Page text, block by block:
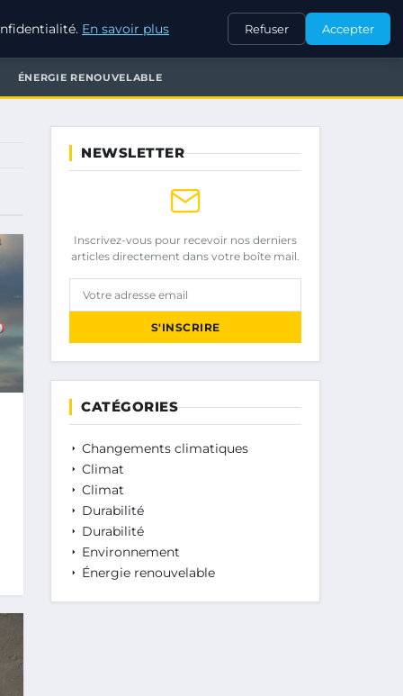
ÉNERGIE RENOUVELABLE
NEWSLETTER
Inscrivez-vous pour recevoir nos derniers
articles directement dans votre boîte mail.
Votre adresse email
S'INSCRIRE
CATÉGORIES
Changements climatiques
Climat
Climat
Durabilité
Durabilité
Environnement
Énergie renouvelable
En savoir plus Refuser Accepter